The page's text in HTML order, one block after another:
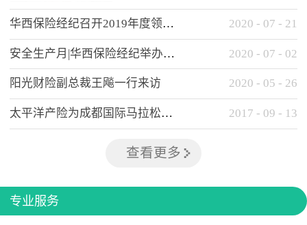
午，华西金控第一党支部举办了“学
党史、知党情、...
华西保险经纪召开2019年度领导班子述职考核工作会 2020 - 07 - 21
安全生产月|华西保险经纪举办应急消防安全知识培训 2020 - 07 - 02
阳光财险副总裁王飚一行来访 2020 - 05 - 26
太平洋产险为成都国际马拉松提供全方位保险保障 2017 - 09 - 13
查看更多
专业服务